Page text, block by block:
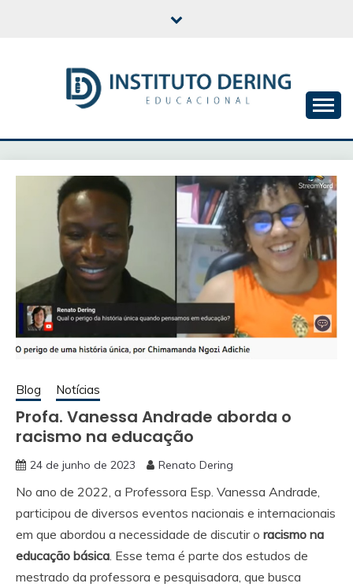
INSTITUTO DERING
EDUCACIONAL
Blog Notícias
Profa. Vanessa Andrade aborda o
racismo na educação
24 de junho de 2023 Renato Dering
No ano de 2022, a Professora Esp. Vanessa Andrade,
participou de diversos eventos nacionais e internacionais
em que abordou a necessidade de discutir o racismo na
educação básica . Esse tema é parte dos estudos de
mestrado da professora e pesquisadora, que busca